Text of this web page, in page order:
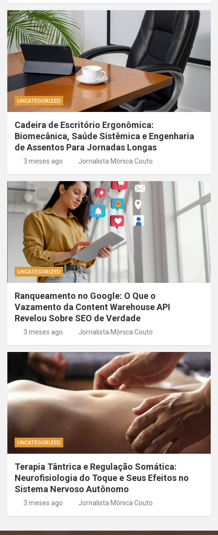
UNCATEGORIZED
Cadeira de Escritório Ergonômica:
Biomecânica, Saúde Sistêmica e Engenharia
de Assentos Para Jornadas Longas
3 meses ago Jornalista Mônica Couto
UNCATEGORIZED
Ranqueamento no Google: O Que o
Vazamento da Content Warehouse API
Revelou Sobre SEO de Verdade
3 meses ago Jornalista Mônica Couto
UNCATEGORIZED
Terapia Tântrica e Regulação Somática:
Neurofisiologia do Toque e Seus Efeitos no
Sistema Nervoso Autônomo
3 meses ago Jornalista Mônica Couto